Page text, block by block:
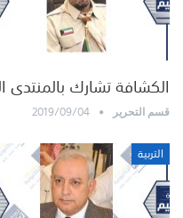
الكشافة تشارك
قسم التحرير 2019/09/04
التربية